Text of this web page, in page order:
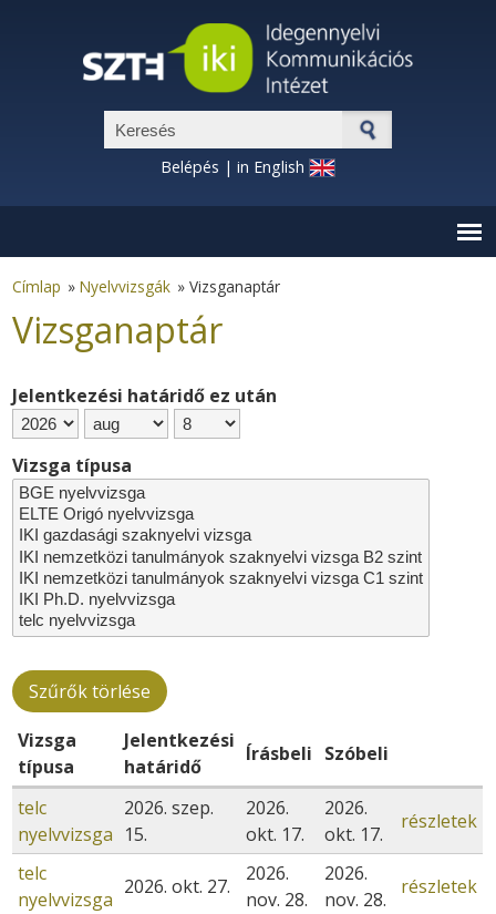
Keresés űrlap
Belépés | in English
Címlap » Nyelvvizsgák » Vizsganaptár
Vizsganaptár
Jelentkezési határidő ez után
Év
Hónap
Nap
Vizsga típusa
Vizsga
típusa
Jelentkezési
határidő
Írásbeli Szóbeli
telc
nyelvvizsga
2026. szep.
15.
2026.
okt. 17.
2026.
okt. 17.
részletek
telc
nyelvvizsga
2026. okt. 27.
2026.
nov. 28.
2026.
nov. 28.
részletek